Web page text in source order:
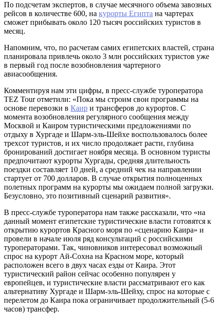
По подсчетам экспертов, в случае месячного объема завозных
рейсов в количестве 600, на курорты Египта на чартерах
сможет прибывать около 120 тысяч российских туристов в
месяц.
Напомним, что, по расчетам самих египетских властей, страна
планировала привлечь около 3 млн российских туристов уже
в первый год после возобновления чартерного
авиасообщения.
Комментируя нам эти цифры, в пресс-службе туроператора
TEZ Tour отметили: «Пока мы строим свои программы на
основе перевозки в Каир и трансферов до курортов. С
момента возобновления регулярного сообщения между
Москвой и Каиром туристическими предложениями по
отдыху в Хургаде и Шарм-эль-Шейхе воспользовалось более
трехсот туристов, и их число продолжает расти, глубина
бронирований достигает ноября месяца. В основном туристы
предпочитают курорты Хургады, средняя длительность
поездки составляет 10 дней, а средний чек на направлении
стартует от 700 долларов. В случае открытия полноценных
полетных программ на курорты мы ожидаем полной загрузки.
Безусловно, это позитивный сценарий развития».
В пресс-службе туроператора нам также рассказали, что «на
данный момент египетские туристические власти готовятся к
открытию курортов Красного моря по «сценарию Каира» и
провели в начале июля ряд консультаций с российскими
туроператорами. Так, чиновников интересовал возможный
спрос на курорт Ай-Сохна на Красном море, который
расположен всего в двух часах езды от Каира. Этот
туристический район сейчас особенно популярен у
европейцев, и туристические власти рассматривают его как
альтернативу Хургаде и Шарм-эль-Шейху, спрос на которые с
перелетом до Каира пока ограничивает продолжительный (5-6
часов) трансфер.